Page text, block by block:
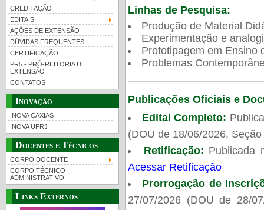
CREDITAÇÃO
EDITAIS
AÇÕES DE EXTENSÃO
DÚVIDAS FREQUENTES
CERTIFICAÇÃO
PR5 - PRÓ-REITORIA DE
EXTENSÃO
CONTATOS
Inovação
INOVA CAXIAS
INOVA UFRJ
Docentes e Técnicos
CORPO DOCENTE
CORPO TÉCNICO
ADMINISTRATIVO
Links Externos
Linhas de Pesquisa:
Produção de Material
Experimentação e
Prototipagem em Ensino
Problemas
Publicações Oficiais e
Edital Completo:
(DOU de 18/06/2026,
Retificação: Publicada
Acessar Retificação
Prorrogação de
27/07/2026 (DOU de 28/